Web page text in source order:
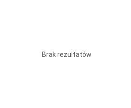
Brak rezultatów